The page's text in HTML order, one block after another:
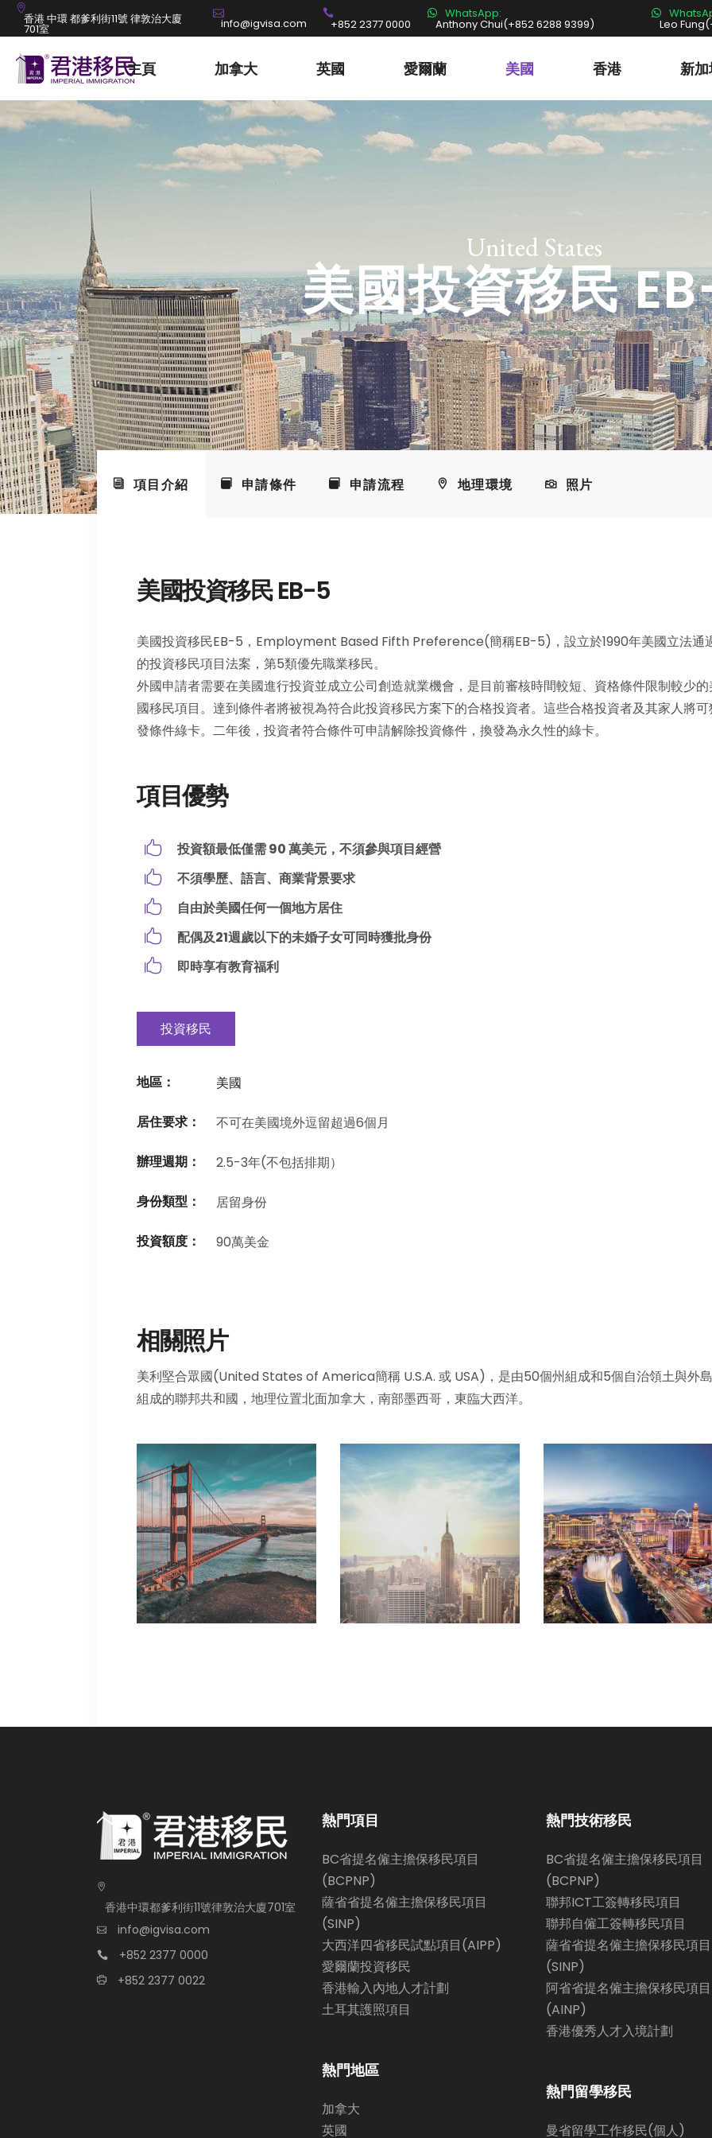
香港 中環 都爹利街11號 律敦治大廈
701室 info@igvisa.com +852 2377 0000
WhatsApp:
Anthony Chui(+852 6288 9399) Leo
主頁 加拿大 英國 愛爾蘭 美國 香港 新
United States
美國投資移民
項目介紹 地理環境 照片
申請條件 申請流程
美國投資移民 EB-5
美國投資移民EB-5，Employment Based Fifth Preference(簡稱EB-5)，設立於1990年美國立法通
的投資移民項目法案，第5類優先職業移民。
外國申請者需要在美國進行投資並成立公司創造就業機會，是目前審核時間較短、資格條件限制較少的
國移民項目。達到條件者將被視為符合此投資移民方案下的合格投資者。這些合格投資者及其家人將
發條件綠卡。二年後，投資者符合條件可申請解除投資條件，換發為永久性的綠卡。
項目優勢
投資額最低僅需 90 萬美元，不須參與項目經營
不須學歷、語言、商業背景要求
自由於美國任何一個地方居住
配偶及21週歲以下的未婚子女可同時獲批身份
即時享有教育福利
投資移民
地區： 美國
居住要求： 不可在美國境外逗留超過6個月
辦理週期： 2.5-3年(不包括排期）
身份類型： 居留身份
投資額度： 90萬美金
相關照片
美利堅合眾國(United States of America簡稱 U.S.A. 或 USA)，是由50個州組成和5個自治領土與外島
組成的聯邦共和國，地理位置北面加拿大，南部墨西哥，東臨大西洋。
香港中環都爹利街11號律敦治大廈701室
info@igvisa.com
+852 2377 0000
+852 2377 0022
熱門項目
BC省提名僱主擔保移民項目
(BCPNP)
薩省省提名僱主擔保移民項目
(SINP)
大西洋四省移民試點項目(AIPP)
愛爾蘭投資移民
香港輸入內地人才計劃
土耳其護照項目
熱門地區
加拿大
英國
熱門技術移民
BC省提名僱主擔保移民項目
(BCPNP)
聯邦ICT工簽轉移民項目
聯邦自僱工簽轉移民項目
薩省省提名僱主擔保移民項目
(SINP)
阿省省提名僱主擔保移民項目
(AINP)
香港優秀人才入境計劃
熱門留學移民
曼省留學工作移民(個人)